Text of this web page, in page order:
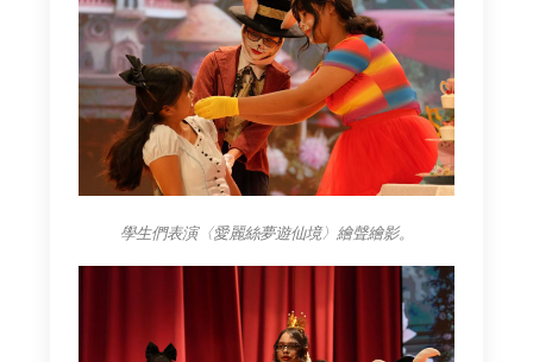
學生們表演〈愛麗絲夢遊仙境〉繪聲繪影。